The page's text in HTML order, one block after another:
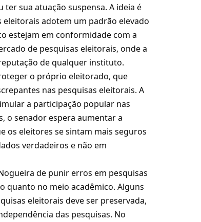
sua atuação suspensa. A ideia é
adotem um padrão elevado
estejam em conformidade com a
de pesquisas eleitorais, onde a
de qualquer instituto.
o próprio eleitorado, que
nas pesquisas eleitorais. A
a participação popular nas
o senador espera aumentar a
os eleitores se sintam mais seguros
verdadeiros e não em
de punir erros em pesquisas
quanto no meio acadêmico. Alguns
eleitorais deve ser preservada,
das pesquisas. No